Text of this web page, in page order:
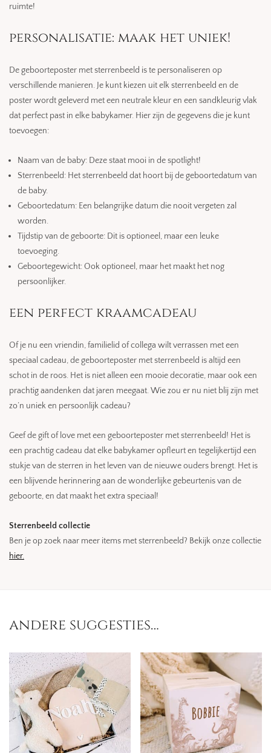
ruimte!
personalisatie: maak het uniek!
De geboorteposter met sterrenbeeld is te personaliseren op
verschillende manieren. Je kunt kiezen uit elk sterrenbeeld en de
poster wordt geleverd met een neutrale kleur en een sandkleurig vlak
dat perfect past in elke babykamer. Hier zijn de gegevens die je kunt
toevoegen:
Naam van de baby: Deze staat mooi in de spotlight!
Sterrenbeeld: Het sterrenbeeld dat hoort bij de geboortedatum van
de baby.
Geboortedatum: Een belangrijke datum die nooit vergeten zal
worden.
Tijdstip van de geboorte: Dit is optioneel, maar een leuke
toevoeging.
Geboortegewicht: Ook optioneel, maar het maakt het nog
persoonlijker.
een perfect kraamcadeau
Of je nu een vriendin, familielid of collega wilt verrassen met een
speciaal cadeau, de geboorteposter met sterrenbeeld is altijd een
schot in de roos. Het is niet alleen een mooie decoratie, maar ook een
prachtig aandenken dat jaren meegaat. Wie zou er nu niet blij zijn met
zo’n uniek en persoonlijk cadeau?
Geef de gift of love met een geboorteposter met sterrenbeeld! Het is
een prachtig cadeau dat elke babykamer opfleurt en tegelijkertijd een
stukje van de sterren in het leven van de nieuwe ouders brengt. Het is
een blijvende herinnering aan de wonderlijke gebeurtenis van de
geboorte, en dat maakt het extra speciaal!
Sterrenbeeld collectie
Ben je op zoek naar meer items met sterrenbeeld? Bekijk onze collectie
hier.
andere suggesties…